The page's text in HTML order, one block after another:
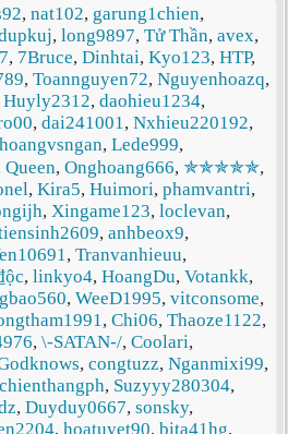
, nat102, garung1chien,
, long9897, Tử Thần, avex,
, 7Bruce, Dinhtai, Kyo123, HTP,
, Toannguyen72, Nguyenhoazq,
Huyly2312, daohieu1234,
, dai241001, Nxhieu220192,
hoangvsngan, Lede999,
Queen, Onghoang666, ✯✯✯✯✯,
, Kira5, Huimori, phamvantri,
, Xingame123, loclevan,
, anhbeox9,
, Tranvanhieuu,
, linkyo4, HoangDu, Votankk,
gbao560, WeeD1995, vitconsome,
, Chi06, Thaoze1122,
, \-SATAN-/, Coolari,
, congtuzz, Nganmixi99,
, Suzyyy280304,
, Duyduy0667, sonsky,
, hoatuyet90, bita41hg,